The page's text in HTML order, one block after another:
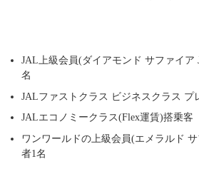
JAL上級会員(ダイアモンド サファイア
名
JALファストクラス ビジネスクラス プ
JALエコノミークラス(Flex運賃)搭乗客
ワンワールドの上級会員(エメラルド
者1名